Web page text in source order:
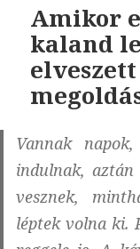
Amikor
kaland
Vannak
indulnak,
vesznek,
léptek volna ki.